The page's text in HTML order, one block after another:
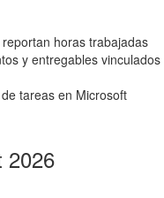
horas trabajadas
y entregables vinculados
tareas en Microsoft
2026